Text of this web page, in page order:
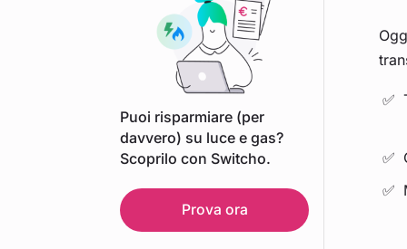
Puoi risparmiare (per
davvero) su luce e gas?
Scoprilo con Switcho.
Prova ora